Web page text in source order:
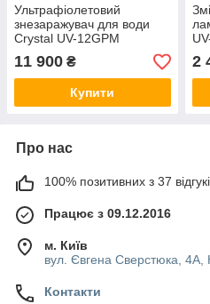
Ультрафіолетовий
знезаражувач для води
Crystal UV-12GPM
11 900 ₴
Купити
2
Про нас
100% позитивних з 37
Працює з 09.12.2016
м. Київ
вул. Євгена Сверстюка, 4А,
Контакти